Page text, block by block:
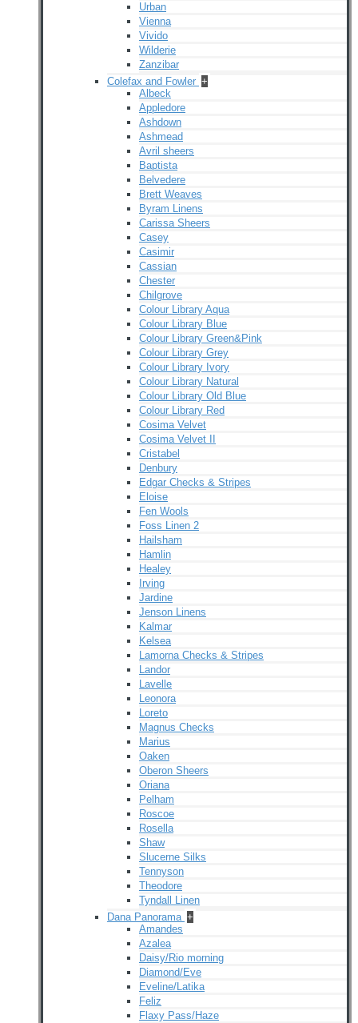
Urban
Vienna
Vivido
Wilderie
Zanzibar
Colefax and Fowler +
Albeck
Appledore
Ashdown
Ashmead
Avril sheers
Baptista
Belvedere
Brett Weaves
Byram Linens
Carissa Sheers
Casey
Casimir
Cassian
Chester
Chilgrove
Colour Library Aqua
Colour Library Blue
Colour Library Green&Pink
Colour Library Grey
Colour Library Ivory
Colour Library Natural
Colour Library Old Blue
Colour Library Red
Cosima Velvet
Cosima Velvet II
Cristabel
Denbury
Edgar Checks & Stripes
Eloise
Fen Wools
Foss Linen 2
Hailsham
Hamlin
Healey
Irving
Jardine
Jenson Linens
Kalmar
Kelsea
Lamorna Checks & Stripes
Landor
Lavelle
Leonora
Loreto
Magnus Checks
Marius
Oaken
Oberon Sheers
Oriana
Pelham
Roscoe
Rosella
Shaw
Slucerne Silks
Tennyson
Theodore
Tyndall Linen
Dana Panorama +
Amandes
Azalea
Daisy/Rio morning
Diamond/Eve
Eveline/Latika
Feliz
Flaxy Pass/Haze